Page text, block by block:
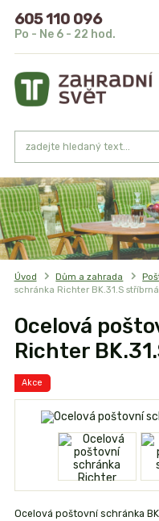
605 110 096
Po - Ne 6 - 22 hod.
Úvod Dům a zahrada
schránka Richter BK.31.S stříbrná
Ocelová
Richter
Akce
Ocelová poštovní schránka